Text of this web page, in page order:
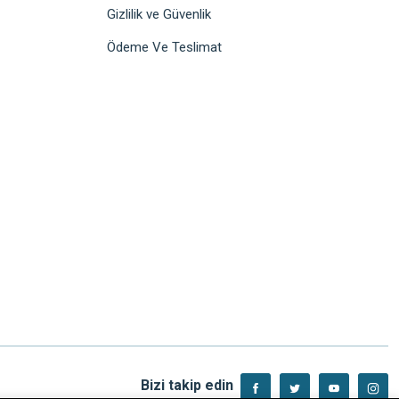
Gizlilik ve Güvenlik
Ödeme Ve Teslimat
Bizi takip edin